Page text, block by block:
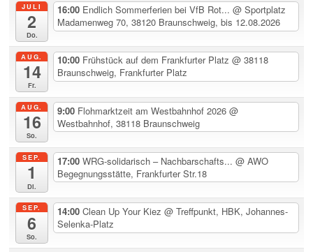
JULI
2
Do.
16:00 Endlich Sommerferien bei VfB Rot...@ Sportplatz
Madamenweg 70, 38120 Braunschweig, bis 12.08.2026
AUG.
14
Fr.
10:00 Frühstück auf dem Frankfurter Platz@ 38118
Braunschweig, Frankfurter Platz
AUG.
16
So.
9:00 Flohmarktzeit am Westbahnhof 2026@
Westbahnhof, 38118 Braunschweig
SEP.
1
Di.
17:00WRG-solidarisch – Nachbarschafts...@ AWO
Begegnungsstätte, Frankfurter Str.18
SEP.
6
So.
14:00Clean Up Your Kiez@ Treffpunkt, HBK, Johannes-
Selenka-Platz